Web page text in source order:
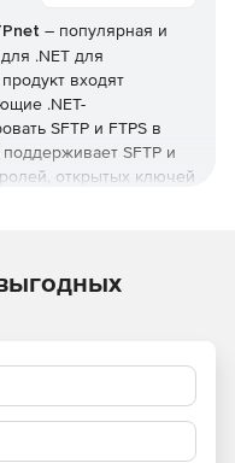
– популярная и
.NET для
входят
.NET-
SFTP и FTPS в
SFTP и
открытых ключей
SSH) и SCP
ключ и клавиатура